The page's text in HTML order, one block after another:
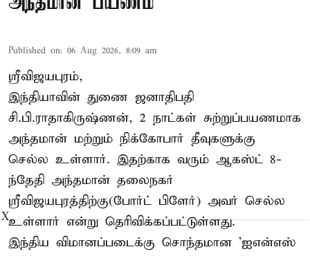
Published on: 06 Aug 2026, 8:09 am
ஸ்ரீவிஜயபுரம்,
இந்தியாவின் துணை ஜனாதிபதி
சி.பி.ராதாகிருஷ்ணன், 2 நாட்கள் சுற்றுப்பயணமாக
அந்தமான் மற்றும் நிக்கோபார் தீவுகளுக்கு
செல்ல உள்ளார். இதற்காக வரும் ஆகஸ்ட் 8-
ந்தேதி அந்தமான் தலைநகர்
ஸ்ரீவிஜயபுரத்திற்கு(போர்ட் பிளேர்) அவர் செல்ல
உள்ளார் என்று தெரிவிக்கப்பட்டுள்ளது.
இந்திய விமானப்படைக்கு சொந்தமான 'ஐஎன்எஸ்
X